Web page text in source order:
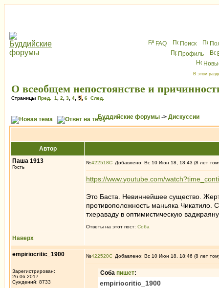
FAQ Поиск
Профиль
В этом
О всеобщем непостоянстве и
Страницы Пред. 1 2 3 4 5 6 След.
Буддийские форумы -> Дискуссии
Автор
Паша 1913
Гость
№422518 Добавлено: Вс 10 Июн 18, 18:43 (8 лет
https://www.youtube.com/
Это Баста. Невиннейшее существо.
противоположность маньяка
тхераваду в оптимистическую
Ответы на этот пост: Соба
Наверх
empiriocritic_1900
Зарегистрирован:
26.06.2017
Суждений: 8733
№422520 Добавлено: Вс 10 Июн 18, 18:46 (8 лет
Соба пишет:
empiriocritic_1900